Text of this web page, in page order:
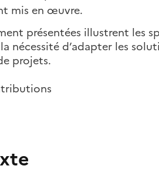
mis en œuvre.
présentées illustrent les
nécessité d’adapter les
projets.